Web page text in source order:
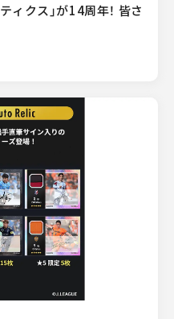
ィクス」が14周年！ 皆さ